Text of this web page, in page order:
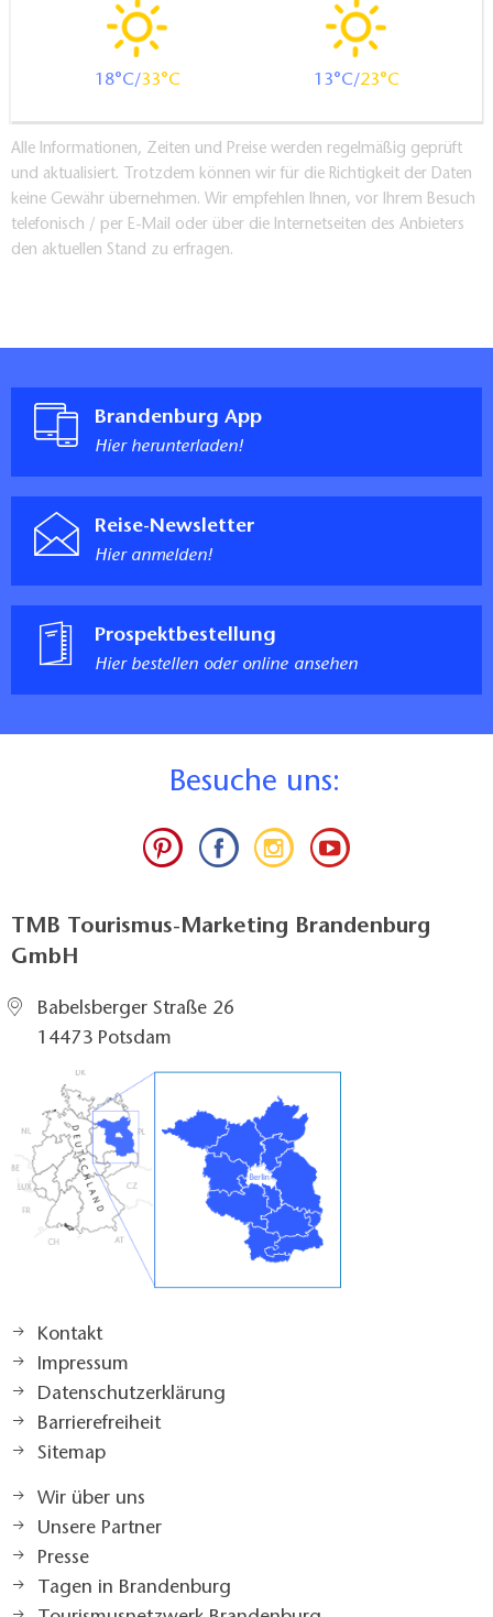
18 33 13 23
Alle Informationen, Zeiten und Preise werden regelmäßig geprüft
und aktualisiert. Trotzdem können wir für die Richtigkeit der Daten
keine Gewähr übernehmen. Wir empfehlen Ihnen, vor Ihrem Besuch
telefonisch / per E-Mail oder über die Internetseiten des Anbieters
den aktuellen Stand zu erfragen.
Brandenburg App
Hier herunterladen!
Reise-Newsletter
Hier anmelden!
Prospektbestellung
Hier bestellen oder online ansehen
Besuche uns:
TMB Tourismus-Marketing Brandenburg
GmbH
Babelsberger Straße 26
14473 Potsdam
Kontakt
Impressum
Datenschutzerklärung
Barrierefreiheit
Sitemap
Wir über uns
Unsere Partner
Presse
Tagen in Brandenburg